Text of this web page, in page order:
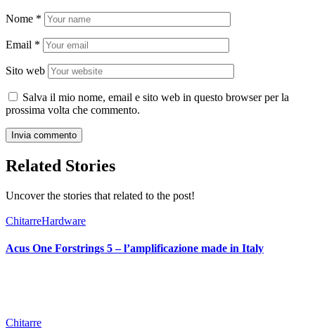
Nome *
Email *
Sito web
Salva il mio nome, email e sito web in questo browser per la
prossima volta che commento.
Related Stories
Uncover the stories that related to the post!
ChitarreHardware
Acus One Forstrings 5 – l’amplificazione made in Italy
Chitarre